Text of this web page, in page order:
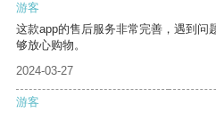
游客
这款app的售后服务非常完善，遇到问
够放心购物。
2024-03-27
游客